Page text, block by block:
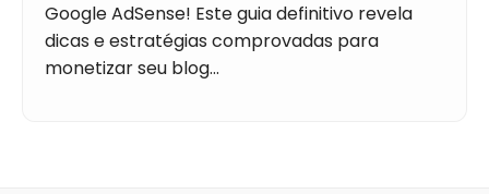
Google AdSense! Este guia definitivo revela
dicas e estratégias comprovadas para
monetizar seu blog…